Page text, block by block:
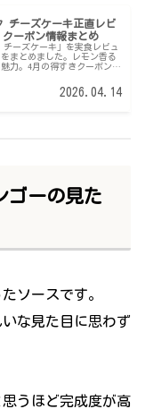
チーズケーキ正直レビ
クーポン情報まとめ
ーズケーキ」を実食レビュ
まとめました。レモン香る
力。4月の得すきクーポン情
2026.04.14
ゴーの見た
ソースです。
な見た目に思わず
思うほど完成度が高